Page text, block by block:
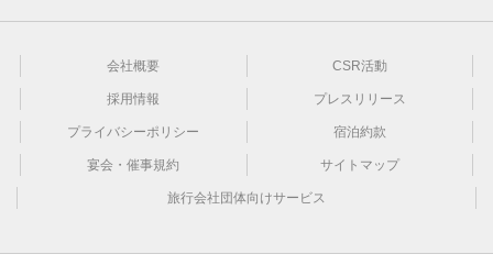
会社概要 CSR活動
採用情報 プレスリリース
プライバシーポリシー 宿泊約款
宴会・催事規約 サイトマップ
旅行会社団体向けサービス